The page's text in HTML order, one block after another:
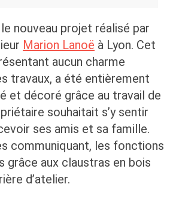
nouveau projet réalisé par
Marion Lanoë à Lyon. Cet
aucun charme
travaux, a été entièrement
et décoré grâce au travail de
souhaitait s’y sentir
ses amis et sa famille.
communiquant, les fonctions
grâce aux claustras en bois
d’atelier.